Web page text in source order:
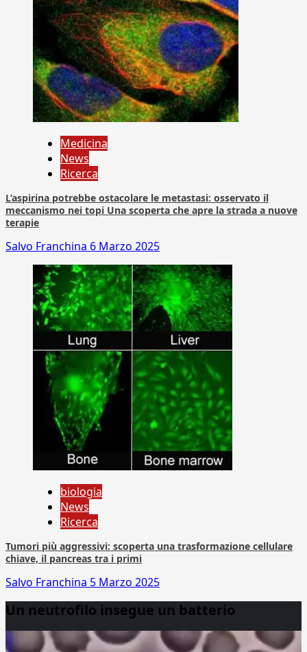
Medicina
News
Ricerca
L’aspirina potrebbe ostacolare le metastasi: osservato il
meccanismo nei topi Una scoperta che apre la strada a nuove
terapie
Salvo Franchina 6 Marzo 2025
biologia
News
Ricerca
Tumori più aggressivi: scoperta una trasformazione cellulare
chiave, il pancreas tra i primi
Salvo Franchina 5 Marzo 2025
Un neutrofilo insegue un batterio
Player